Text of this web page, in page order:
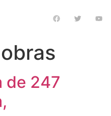
obras
de 247